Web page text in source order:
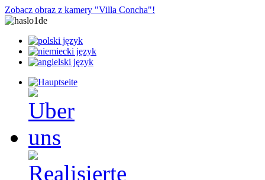
Zobacz obraz z kamery "Villa Concha"!